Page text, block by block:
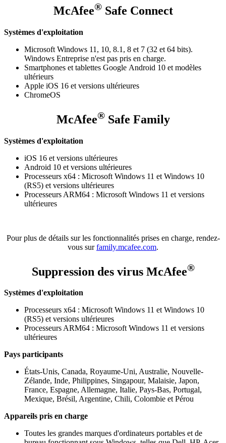
McAfee®Safe Connect
Systèmes d'exploitation
Microsoft Windows 11, 10, 8.1, 8 et 7 (32 et 64 bits).
Windows Entreprise n'est pas pris en charge.
Smartphones et tablettes Google Android 10 et modèles
ultérieurs
Apple iOS 16 et versions ultérieures
ChromeOS​
McAfee®Safe Family
Systèmes d'exploitation
iOS 16 et versions ultérieures
Android 10 et versions ultérieures
Processeurs x64 : Microsoft Windows 11 et Windows 10
(RS5) et versions ultérieures
Processeurs ARM64 : Microsoft Windows 11 et versions
ultérieures
Pour plus de détails sur les fonctionnalités prises en charge, rendez-
vous surfamily.mcafee.com.
Suppression des virus McAfee®
Systèmes d'exploitation
Processeurs x64 : Microsoft Windows 11 et Windows 10
(RS5) et versions ultérieures
Processeurs ARM64 : Microsoft Windows 11 et versions
ultérieures
Pays participants
États-Unis, Canada, Royaume-Uni, Australie, Nouvelle-
Zélande, Inde, Philippines, Singapour, Malaisie, Japon,
France, Espagne, Allemagne, Italie, Pays-Bas, Portugal,
Mexique, Brésil, Argentine, Chili, Colombie et Pérou
Appareils pris en charge
Toutes les grandes marques d'ordinateurs portables et de